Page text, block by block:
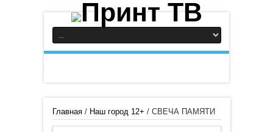
Главная/ Наш город 12+ / СВЕЧА ПАМЯТИ